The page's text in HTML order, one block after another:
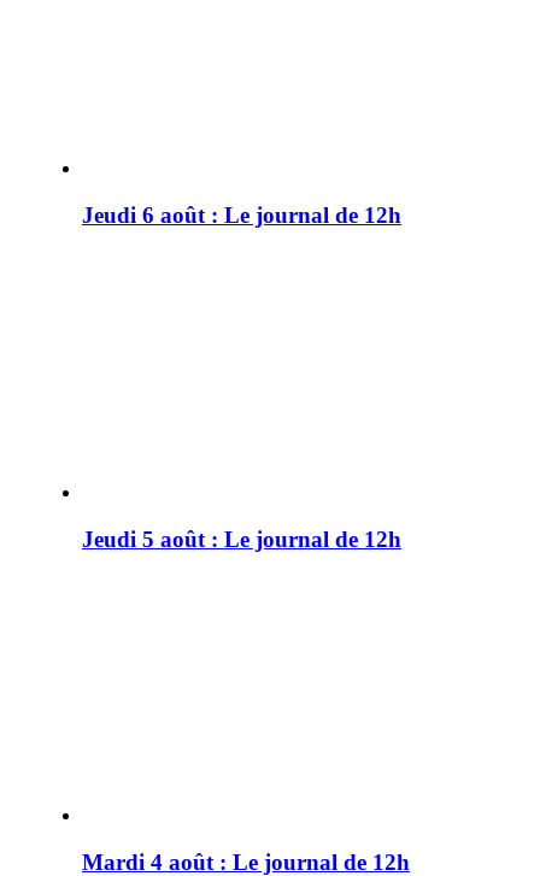
Jeudi 6 août : Le journal de 12h
Jeudi 5 août : Le journal de 12h
Mardi 4 août : Le journal de 12h